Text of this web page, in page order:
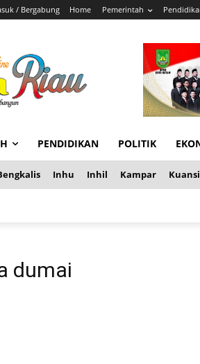
/ Bergabung Home Pemerintah
PENDIDIKAN POLITIK
Inhu Inhil Kampar
dumai